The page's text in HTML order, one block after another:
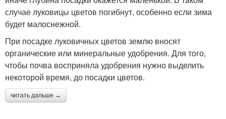
случае луковицы цветов погибнут, особенно если зима
будет малоснежной.
При посадке луковичных цветов землю вносят
органические или минеральные удобрения. Для того,
чтобы почва восприняла удобрения нужно выделить
некоторой время, до посадки цветов.
читать дальше →